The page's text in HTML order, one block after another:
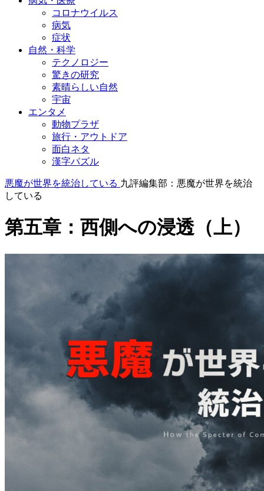
コロナウイルス
病気
症状
自然・科学
テクノロジー
驚きの研究
素晴らしい自然
宇宙
エンタメ
動物プラザ
旅行・アウトドア
面白ネタ
漢字パズル
悪魔が世界を統治している 九評編集部：悪魔が世界を統治
している
第五章：西側への浸透（上）